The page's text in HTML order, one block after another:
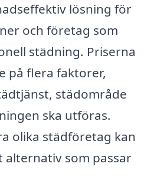
lösning för
och företag som
städning. Priserna
på flera faktorer,
städområde
ska utföras.
olika städföretag kan
som passar